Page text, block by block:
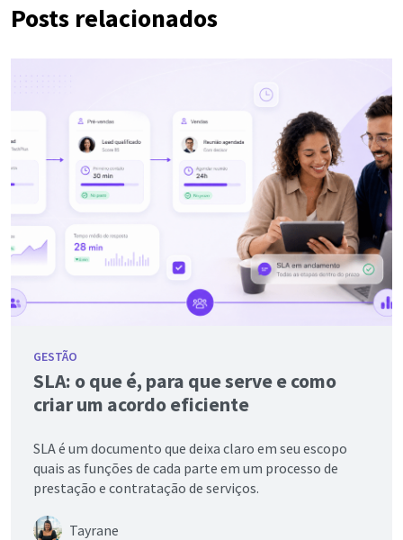
Posts relacionados
GESTÃO
SLA: o que é, para que serve e como
criar um acordo eficiente
SLA é um documento que deixa claro em seu escopo
quais as funções de cada parte em um processo de
prestação e contratação de serviços.
Tayrane